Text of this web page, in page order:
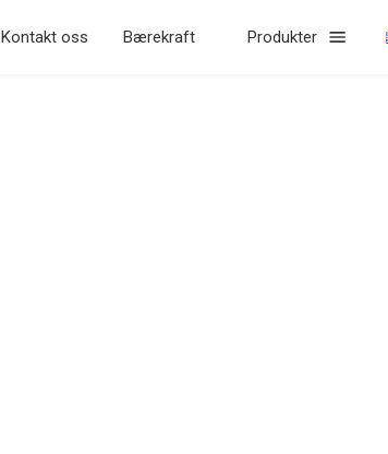
Kontakt oss Bærekraft Produkter